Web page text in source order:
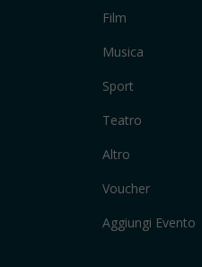
Film
Musica
Sport
Teatro
Altro
Voucher
Aggiungi Evento